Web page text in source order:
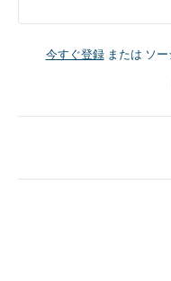
今すぐ登録または ソー